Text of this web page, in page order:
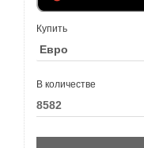
Купить
В количестве